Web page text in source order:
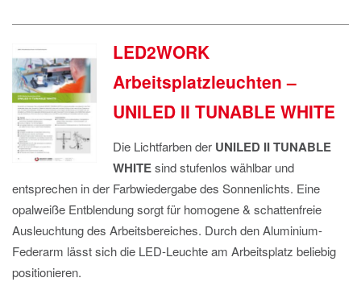
LED2WORK
Arbeitsplatzleuchten –
UNILED II TUNABLE WHITE
Die Lichtfarben der UNILED II TUNABLE
WHITEsind stufenlos wählbar und
entsprechen in der Farbwiedergabe des Sonnenlichts. Eine
opalweiße Entblendung sorgt für homogene & schattenfreie
Ausleuchtung des Arbeitsbereiches. Durch den Aluminium-
Federarm lässt sich die LED-Leuchte am Arbeitsplatz beliebig
positionieren.